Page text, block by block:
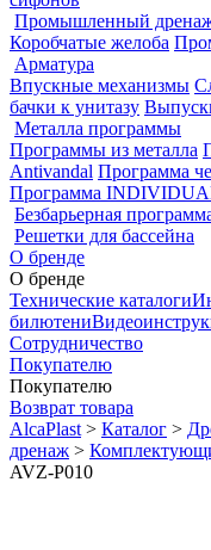
Промышленный
Коробчатые желоба
Арматура
Впускные механизмы
бачки к унитазу
Металла программы
Программы из металла
Antivandal Программа
Программа
Безбарьерная
Решетки для бассейна
О бренде
О бренде
Технические каталоги
билютени
Сотрудничество
Покупателю
Покупателю
Возврат товара
AlcaPlast > Каталог >
дренаж >
AVZ-P010